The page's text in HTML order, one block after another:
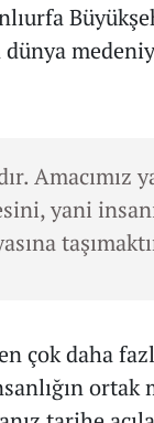
dünya
Amacımız
yani
çok daha
ortak